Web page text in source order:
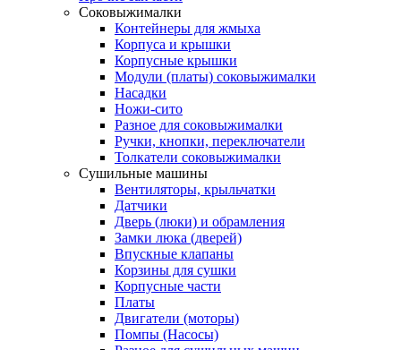
Соковыжималки
Контейнеры для жмыха
Корпуса и крышки
Корпусные крышки
Модули (платы) соковыжималки
Насадки
Ножи-сито
Разное для соковыжималки
Ручки, кнопки, переключатели
Толкатели соковыжималки
Сушильные машины
Вентиляторы, крыльчатки
Датчики
Дверь (люки) и обрамления
Замки люка (дверей)
Впускные клапаны
Корзины для сушки
Корпусные части
Платы
Двигатели (моторы)
Помпы (Насосы)